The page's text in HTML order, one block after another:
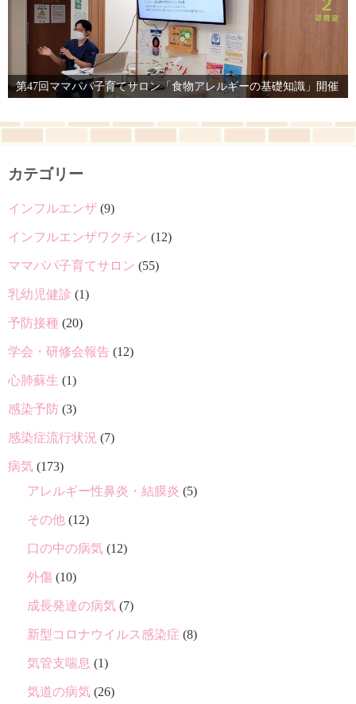
第47回ママパパ子育てサロン「食物アレルギーの基礎知識」開催
カテゴリー
インフルエンザ (9)
インフルエンザワクチン (12)
ママパパ子育てサロン (55)
乳幼児健診 (1)
予防接種 (20)
学会・研修会報告 (12)
心肺蘇生 (1)
感染予防 (3)
感染症流行状況 (7)
病気 (173)
アレルギー性鼻炎・結膜炎 (5)
その他 (12)
口の中の病気 (12)
外傷 (10)
成長発達の病気 (7)
新型コロナウイルス感染症 (8)
気管支喘息 (1)
気道の病気 (26)